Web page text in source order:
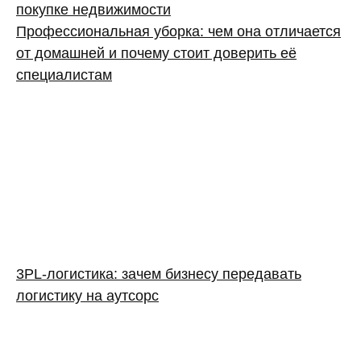
покупке недвижимости
Профессиональная уборка: чем она отличается
от домашней и почему стоит доверить её
специалистам
3PL‑логистика: зачем бизнесу передавать
логистику на аутсорс